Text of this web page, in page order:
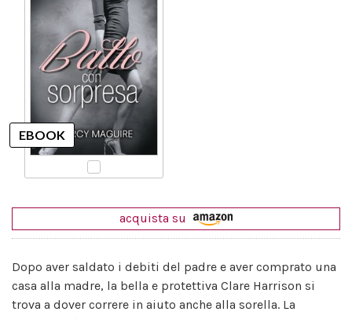
acquista su
Dopo aver saldato i debiti del padre e aver comprato una
casa alla madre, la bella e protettiva Clare Harrison si
trova a dover correre in aiuto anche alla sorella. La